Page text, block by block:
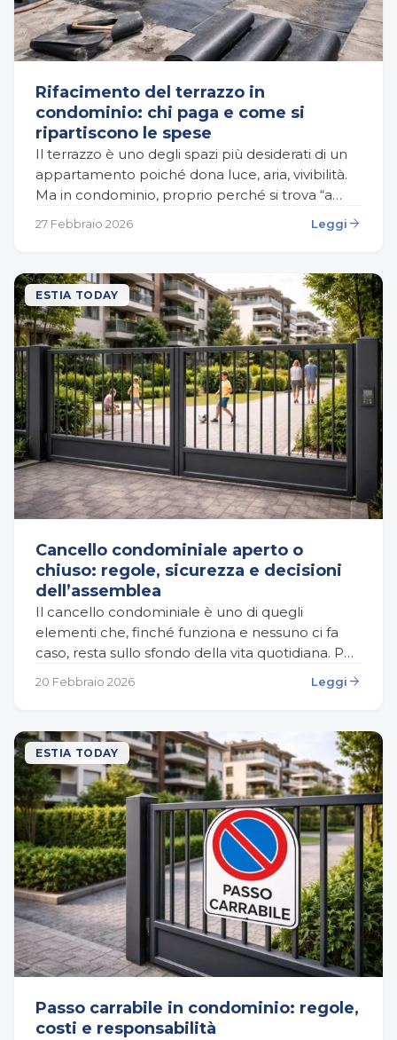
Rifacimento del terrazzo in
condominio: chi paga e come si
ripartiscono le spese
Il terrazzo è uno degli spazi più desiderati di un
appartamento poiché dona luce, aria, vivibilità.
Ma in condominio, proprio perché si trova “a
27 Febbraio 2026 Leggi arrow_forward
ESTIA TODAY
Cancello condominiale aperto o
chiuso: regole, sicurezza e decisioni
dell’assemblea
Il cancello condominiale è uno di quegli
elementi che, finché funziona e nessuno ci fa
caso, resta sullo sfondo della vita quotidiana. Poi
succede qualcosa: un vicino lo lascia
20 Febbraio 2026 Leggi arrow_forward
ESTIA TODAY
Passo carrabile in condominio: regole,
costi e responsabilità